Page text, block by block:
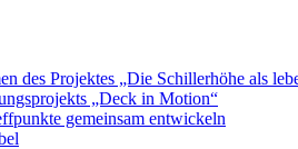
des Projektes „Die Schillerhöhe als
„Deck in Motion“
gemeinsam entwickeln